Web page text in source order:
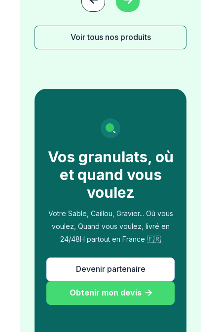
Voir tous nos produits
Vos granulats, où
et quand vous
voulez
Votre Sable, Caillou, Gravier... Où vous
voulez, Quand vous voulez, livré en
24/48H partout en France 🇫🇷
Devenir partenaire
Obtenir mon devis 